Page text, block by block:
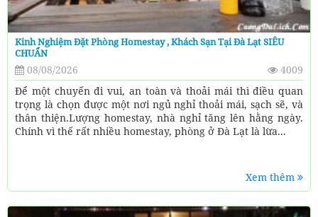
Kinh Nghiệm Đặt Phòng Homestay , Khách Sạn Tại Đà Lạt SIÊU
CHUẨN
08/08/2026
4009
Để một chuyến đi vui, an toàn và thoải mái thì điều quan
trọng là chọn được một nơi ngủ nghỉ thoải mái, sạch sẽ, và
thân thiện.Lượng homestay, nhà nghỉ tăng lên hằng ngày.
Chính vì thế rất nhiều homestay, phòng ở Đà Lạt là lừa...
Xem thêm